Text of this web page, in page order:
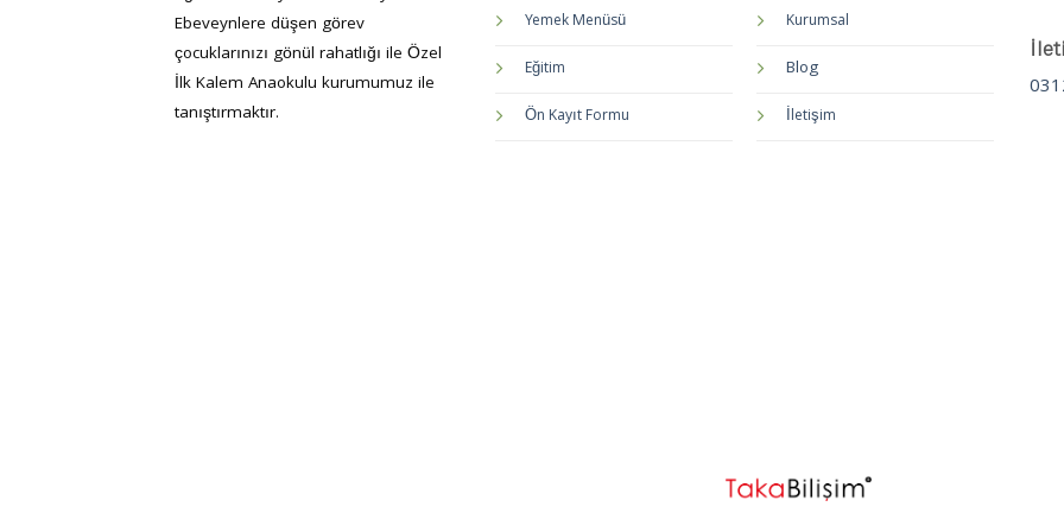
Ebeveynlere düşen görev
çocuklarınızı gönül rahatlığı ile Özel
İlk Kalem Anaokulu kurumumuz ile
tanıştırmaktır.
Yemek Menüsü
Eğitim
Ön Kayıt Formu
Kurumsal
Blog
İletişim